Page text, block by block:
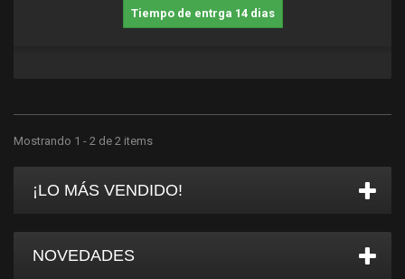
Tiempo de entrga 14 dias
Mostrando 1 - 2 de 2 items
¡LO MÁS VENDIDO!
NOVEDADES